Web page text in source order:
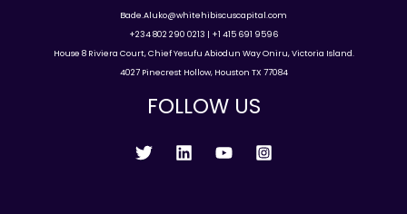
Bade.Aluko@whitehibiscuscapital.com
+234 802 290 0213 | +1 415 691 9596
House 8 Riviera Court, Chief Yesufu Abiodun Way Oniru, Victoria Island.
4027 Pinecrest Hollow, Houston TX 77084
FOLLOW US